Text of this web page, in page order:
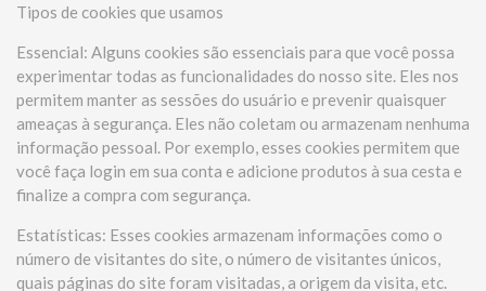
Tipos de cookies que usamos
Essencial: Alguns cookies são essenciais para que você possa
experimentar todas as funcionalidades do nosso site. Eles nos
permitem manter as sessões do usuário e prevenir quaisquer
ameaças à segurança. Eles não coletam ou armazenam nenhuma
informação pessoal. Por exemplo, esses cookies permitem que
você faça login em sua conta e adicione produtos à sua cesta e
finalize a compra com segurança.
Estatísticas: Esses cookies armazenam informações como o
número de visitantes do site, o número de visitantes únicos,
quais páginas do site foram visitadas, a origem da visita, etc.